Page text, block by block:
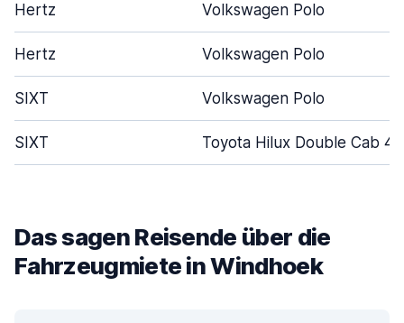
Hertz Volkswagen Polo
Hertz Volkswagen Polo
SIXT Volkswagen Polo
SIXT Toyota Hilux Double Cab
Das sagen Reisende über die
Fahrzeugmiete in Windhoek